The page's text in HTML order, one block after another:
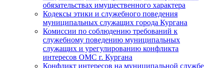
обязательствах имущественного характера
Кодексы этики и служебного поведения
муниципальных служащих города Кургана
Комиссии по соблюдению требований к
служебному поведению муниципальных
служащих и урегулированию конфликта
интересов ОМС г. Кургана
Конфликт интересов на муниципальной службе